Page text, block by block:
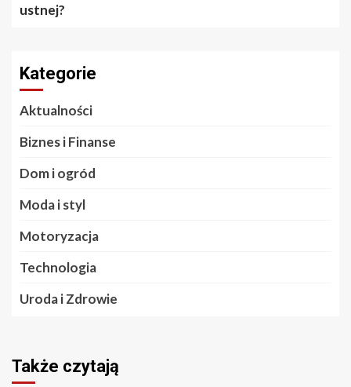
ustnej?
Kategorie
Aktualności
Biznes i Finanse
Dom i ogród
Moda i styl
Motoryzacja
Technologia
Uroda i Zdrowie
Także czytają